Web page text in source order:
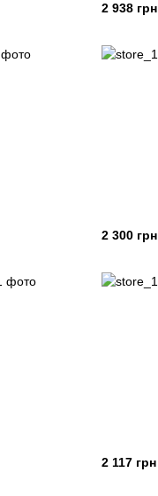
2 938 грн
2 300 грн
2 117 грн